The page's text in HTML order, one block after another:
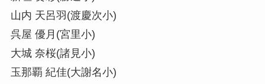
山内 天呂羽(渡慶次小)
呉屋 優月(宮里小)
大城 奈桜(諸見小)
玉那覇 紀佳(大謝名小)